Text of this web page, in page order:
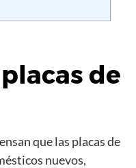
de
que las placas de
nuevos,